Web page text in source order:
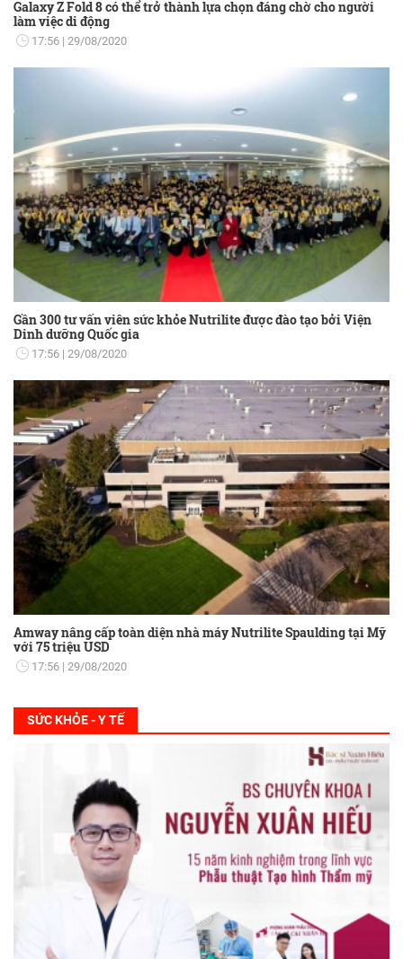
Galaxy Z Fold 8 có thể trở thành lựa chọn đáng chờ cho người
làm việc di động
17:56 29/08/2020
Gần 300 tư vấn viên sức khỏe Nutrilite được đào tạo bởi Viện
Dinh dưỡng Quốc gia
17:56 29/08/2020
Amway nâng cấp toàn diện nhà máy Nutrilite Spaulding tại Mỹ
với 75 triệu USD
17:56 29/08/2020
SỨC KHỎE - Y TẾ